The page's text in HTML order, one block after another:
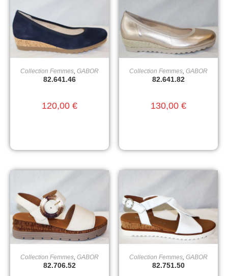
CHOIX DES OPTIONS
Collection Femmes GABOR
82.641.46
120,00 €
CHOIX DES OPTIONS
Collection Femmes GABOR
82.641.82
130,00 €
CHOIX DES OPTIONS
Collection Femmes, GABOR
82.706.52
CHOIX DES OPTIONS
Collection Femmes, GABOR
82.751.50